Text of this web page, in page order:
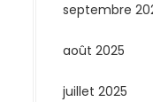
septembre
août 2025
juillet 2025